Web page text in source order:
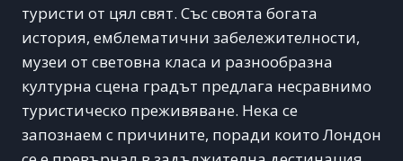
туристи от цял свят. Със своята богата
история, емблематични забележителности,
музеи от световна класа и разнообразна
културна сцена градът предлага несравнимо
туристическо преживяване. Нека се
запознаем с причините, поради които Лондон